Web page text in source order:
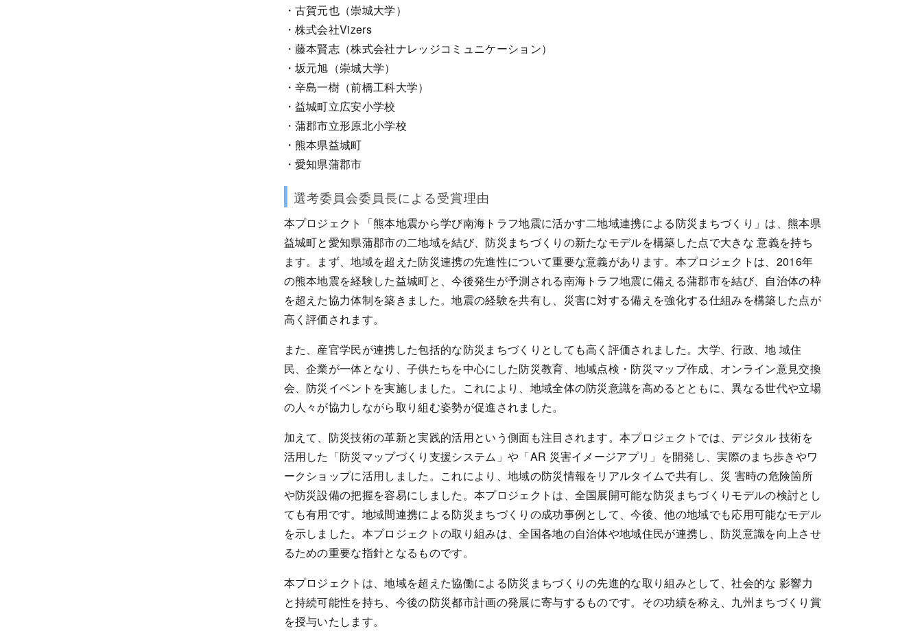
・古賀元也（崇城大学）
・株式会社Vizers
・藤本賢志（株式会社ナレッジコミュニケーション）
・坂元旭（崇城大学）
・辛島一樹（前橋工科大学）
・益城町立広安小学校
・蒲郡市立形原北小学校
・熊本県益城町
・愛知県蒲郡市
選考委員会委員長による受賞理由
本プロジェクト「熊本地震から学び南海トラフ地震に活かす二地域連携による防災まちづくり」は、熊本県
益城町と愛知県蒲郡市の二地域を結び、防災まちづくりの新たなモデルを構築した点で大きな 意義を持ち
ます。まず、地域を超えた防災連携の先進性について重要な意義があります。本プロジェクトは、 2016年
の熊本地震を経験した益城町と、今後発生が予測される南海トラフ地震に備える蒲郡市を結び、自治体の枠
を超えた協力体制を築きました。地震の経験を共有し、災害に対する備えを強化する仕組みを構築した点が
高く評価されます。
また、産官学民が連携した包括的な防災まちづくりとしても高く評価されました。大学、行政、地 域住
民、企業が一体となり、子供たちを中心にした防災教育、地域点検・防災マップ作成、オンライン意見交換
会、防災イベントを実施しました。これにより、地域全体の防災意識を高めるとともに、異なる世代や立場
の人々が協力しながら取り組む姿勢が促進されました。
加えて、防災技術の革新と実践的活用という側面も注目されます。本プロジェクトでは、デジタル 技術を
活用した「防災マップづくり支援システム」や「AR 災害イメージアプリ」を開発し、実際のまち歩きやワ
ークショップに活用しました。これにより、地域の防災情報をリアルタイムで共有し、災 害時の危険箇所
や防災設備の把握を容易にしました。本プロジェクトは、全国展開可能な防災まちづくりモデルの検討とし
ても有用です。地域間連携による防災まちづくりの成功事例として、今後、他の地域でも応用可能なモデル
を示しました。本プロジェクトの取り組みは、全国各地の自治体や地域住民が連携し、防災意識を向上させ
るための重要な指針となるものです。
本プロジェクトは、地域を超えた協働による防災まちづくりの先進的な取り組みとして、社会的な 影響力
と持続可能性を持ち、今後の防災都市計画の発展に寄与するものです。その功績を称え、九州まちづくり賞
を授与いたします。